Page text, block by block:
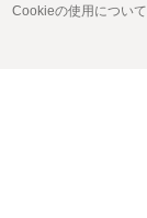
Cookieの使用について